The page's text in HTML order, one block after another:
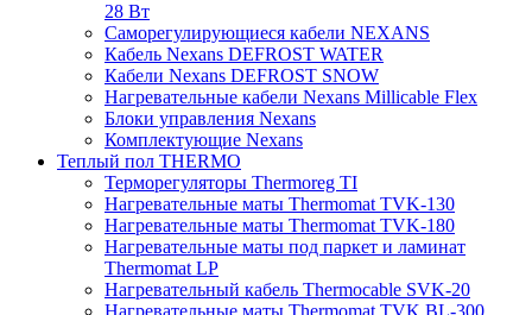
28 Вт
Саморегулирующиеся кабели NEXANS
Кабель Nexans DEFROST WATER
Кабели Nexans DEFROST SNOW
Нагревательные кабели Nexans Millicable Flex
Блоки управления Nexans
Комплектующие Nexans
Теплый пол THERMO
Терморегуляторы Thermoreg TI
Нагревательные маты Thermomat TVK-130
Нагревательные маты Thermomat TVK-180
Нагревательные маты под паркет и ламинат
Thermomat LP
Нагревательный кабель Thermocable SVK-20
Нагревательные маты Thermomat TVK BL-300